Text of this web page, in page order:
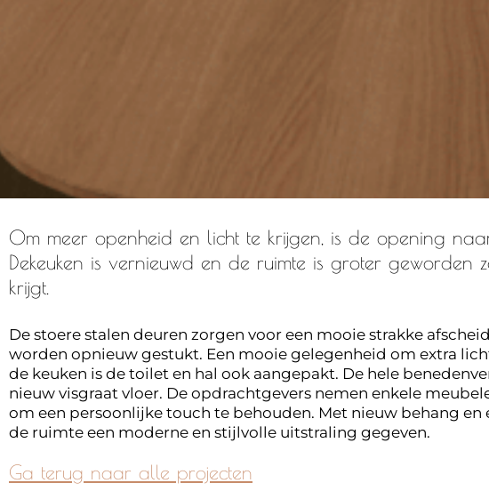
Om meer openheid en licht te krijgen, is de opening
Dekeuken is vernieuwd en de ruimte is groter geworden
krijgt.
De stoere stalen deuren zorgen voor een mooie strakke
worden opnieuw gestukt. Een mooie gelegenheid om extra
de keuken is de toilet en hal ook aangepakt. De hele
nieuw visgraat vloer. De opdrachtgevers nemen enkele
om een persoonlijke touch te behouden. Met nieuw behang
de ruimte een moderne en stijlvolle uitstraling gegeven.
Ga terug naar alle projecten